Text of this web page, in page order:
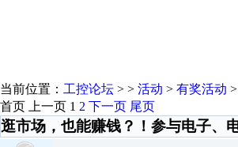
当前位置： 工控论坛 > > 活动 > 有奖活动 >
首页 上一页 1 2 下一页 尾页
逛市场，也能赚钱？！参与电子、